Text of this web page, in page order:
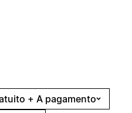
+ A pagamento